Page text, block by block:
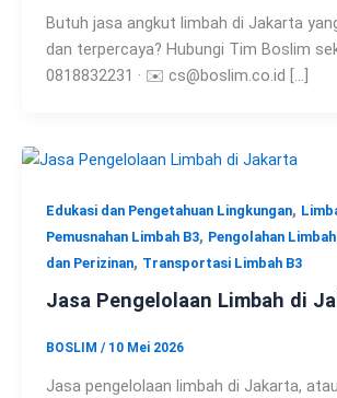
Butuh jasa angkut limbah di Jakarta
dan terpercaya? Hubungi Tim Boslim
0818832231 · ✉️ cs@boslim.co.id […]
Edukasi dan Pengetahuan Lingkungan,
Pemusnahan Limbah B3, Pengolahan
dan Perizinan, Transportasi Limbah B3
Jasa Pengelolaan Limbah di
BOSLIM / 10 Mei 2026
Jasa pengelolaan limbah di Jakarta,